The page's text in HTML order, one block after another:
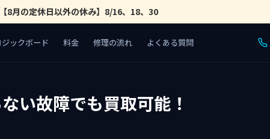
【8月の定休日以外の休み】8/16、18、30
ジックボード 料金 修理の流れ よくある質問
い故障でも買取可能！